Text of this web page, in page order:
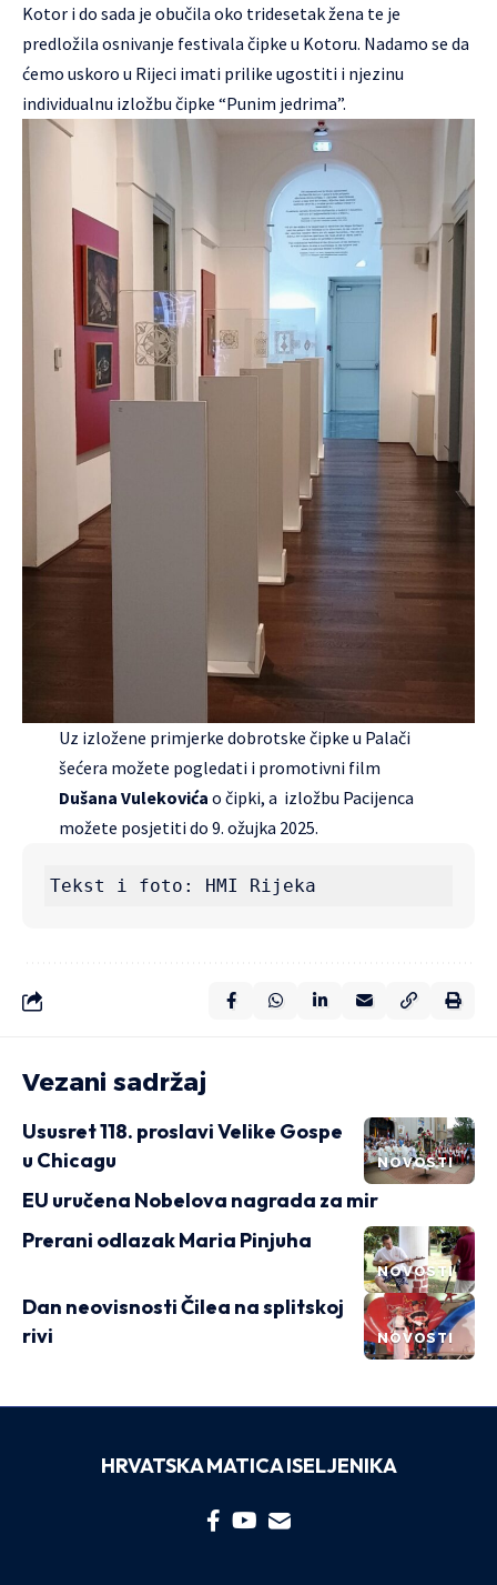
Kotor i do sada je obučila oko tridesetak žena te je
predložila osnivanje festivala čipke u Kotoru. Nadamo se da
ćemo uskoro u Rijeci imati prilike ugostiti i njezinu
individualnu izložbu čipke “Punim jedrima”.
Uz izložene primjerke dobrotske čipke u Palači
šećera možete pogledati i promotivni film
Dušana Vulekovića o čipki, a izložbu Pacijenca
možete posjetiti do 9. ožujka 2025.
Tekst i foto: HMI Rijeka
Vezani sadržaj
NOVOSTI
Ususret 118. proslavi Velike Gospe
u Chicagu
EU uručena Nobelova nagrada za mir
NOVOSTI
Prerani odlazak Maria Pinjuha
NOVOSTI
Dan neovisnosti Čilea na splitskoj
rivi
HRVATSKA MATICA ISELJENIKA